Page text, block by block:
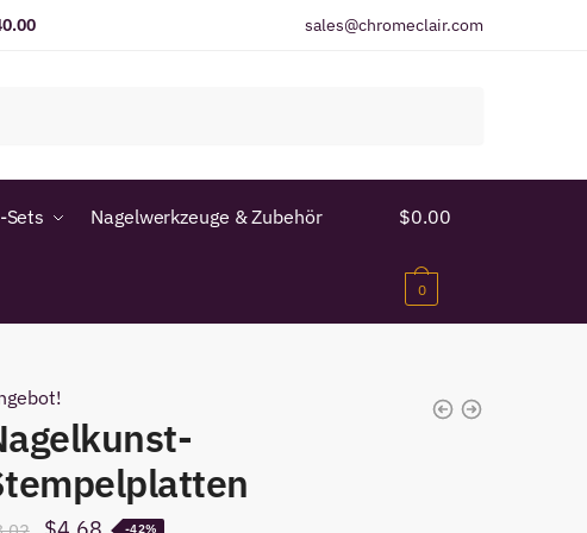
sales@chromeclair.com
Sets Nagelwerkzeuge & Zubehör $0.00
0
Der
Der-42%